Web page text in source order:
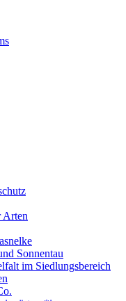
Arten
Sonnentau
im Siedlungsbereich